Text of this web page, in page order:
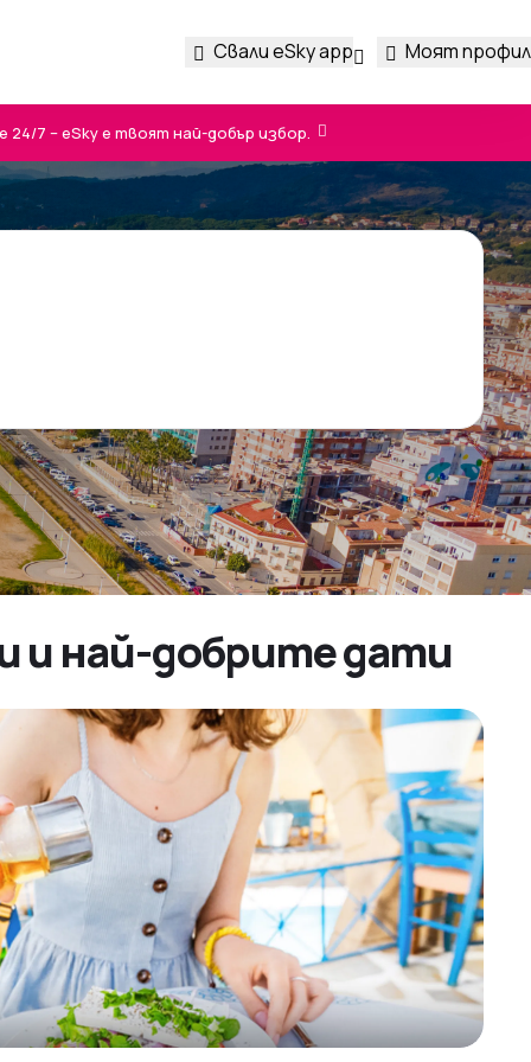
Свали eSky app Моят профил
7 – eSky е твоят най-добър избор.
и най-добрите дати